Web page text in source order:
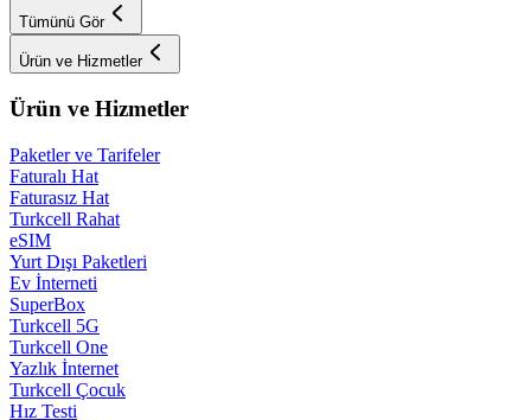
Tümünü Gör
Ürün ve Hizmetler
Ürün ve Hizmetler
Paketler ve Tarifeler
Faturalı Hat
Faturasız Hat
Turkcell Rahat
eSIM
Yurt Dışı Paketleri
Ev İnterneti
SuperBox
Turkcell 5G
Turkcell One
Yazlık İnternet
Turkcell Çocuk
Hız Testi